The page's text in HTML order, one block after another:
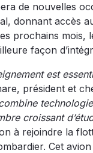
de nouvelles
donnant accès
prochains mois,
façon
est
président et
croissant
à rejoindre la
Cet